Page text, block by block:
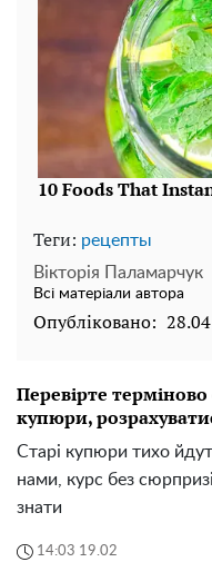
Теги: рецепты
Вікторія Паламарчук
Всі матеріали автора
Опубліковано:
Перевірте
купюри,
Старі купюри тихо
нами, курс без
знати
14:03 19.02